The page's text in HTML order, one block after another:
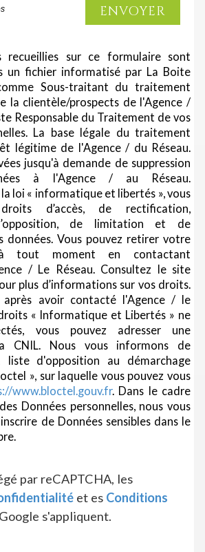
ENVOYER
recueillies sur ce formulaire sont
un fichier informatisé par La Boite
Sous-traitant du traitement
la clientèle/prospects de l'Agence /
Responsable du Traitement de vos
La base légale du traitement
légitime de l'Agence / du Réseau.
jusqu'à demande de suppression
à l'Agence / au Réseau.
loi « informatique et libertés », vous
d’accès, de rectification,
de limitation et de
données. Vous pouvez retirer votre
à tout moment en contactant
/ Le Réseau. Consultez le site
plus d’informations sur vos droits.
après avoir contacté l'Agence / le
« Informatique et Libertés » ne
vous pouvez adresser une
CNIL. Nous vous informons de
liste d'opposition au démarchage
», sur laquelle vous pouvez vous
www.bloctel.gouv.fr. Dans le cadre
Données personnelles, nous vous
de Données sensibles dans le
par reCAPTCHA, les
et es Conditions
s'appliquent.